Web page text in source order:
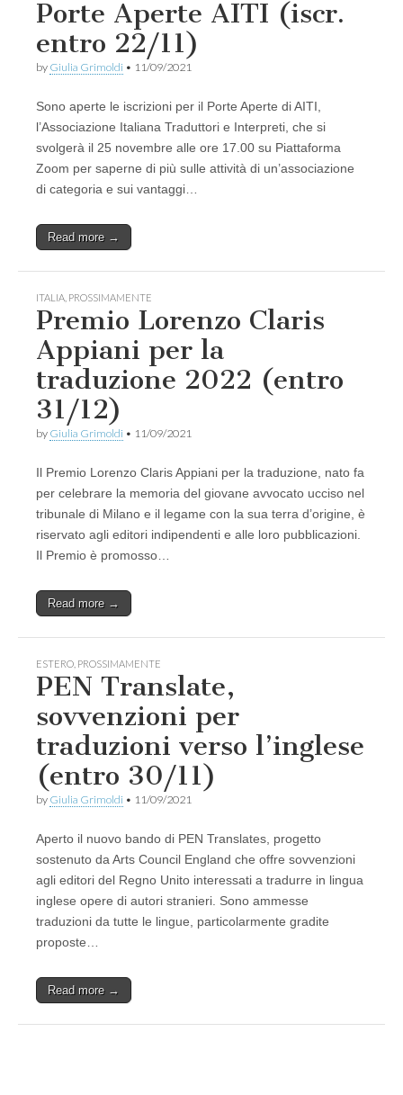
Porte Aperte AITI (iscr.
entro 22/11)
by Giulia Grimoldi • 11/09/2021
Sono aperte le iscrizioni per il Porte Aperte di AITI,
l’Associazione Italiana Traduttori e Interpreti, che si
svolgerà il 25 novembre alle ore 17.00 su Piattaforma
Zoom per saperne di più sulle attività di un’associazione
di categoria e sui vantaggi…
Read more →
ITALIA PROSSIMAMENTE
Premio Lorenzo Claris
Appiani per la
traduzione 2022 (entro
31/12)
by Giulia Grimoldi • 11/09/2021
Il Premio Lorenzo Claris Appiani per la traduzione, nato fa
per celebrare la memoria del giovane avvocato ucciso nel
tribunale di Milano e il legame con la sua terra d’origine, è
riservato agli editori indipendenti e alle loro pubblicazioni.
Il Premio è promosso…
Read more →
ESTERO PROSSIMAMENTE
PEN Translate,
sovvenzioni per
traduzioni verso l’inglese
(entro 30/11)
by Giulia Grimoldi • 11/09/2021
Aperto il nuovo bando di PEN Translates, progetto
sostenuto da Arts Council England che offre sovvenzioni
agli editori del Regno Unito interessati a tradurre in lingua
inglese opere di autori stranieri. Sono ammesse
traduzioni da tutte le lingue, particolarmente gradite
proposte…
Read more →